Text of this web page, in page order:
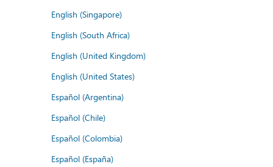
English (Singapore)
English (South Africa)
English (United Kingdom)
English (United States)
Español (Argentina)
Español (Chile)
Español (Colombia)
Español (España)